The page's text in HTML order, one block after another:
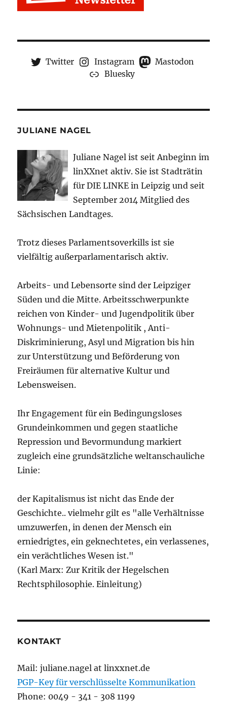
Twitter Instagram
Mastodon
Bluesky
JULIANE NAGEL
Juliane Nagel ist seit Anbeginn im
linXXnet aktiv. Sie ist Stadträtin
für DIE LINKE in Leipzig und seit
September 2014 Mitglied des
Sächsischen Landtages.
Trotz dieses Parlamentsoverkills ist sie
vielfältig außerparlamentarisch aktiv.
Arbeits- und Lebensorte sind der Leipziger
Süden und die Mitte. Arbeitsschwerpunkte
reichen von Kinder- und Jugendpolitik über
Wohnungs- und Mietenpolitik , Anti-
Diskriminierung, Asyl und Migration bis hin
zur Unterstützung und Beförderung von
Freiräumen für alternative Kultur und
Lebensweisen.
Ihr Engagement für ein Bedingungsloses
Grundeinkommen und gegen staatliche
Repression und Bevormundung markiert
zugleich eine grundsätzliche weltanschauliche
Linie:
der Kapitalismus ist nicht das Ende der
Geschichte.. vielmehr gilt es "alle Verhältnisse
umzuwerfen, in denen der Mensch ein
erniedrigtes, ein geknechtetes, ein verlassenes,
ein verächtliches Wesen ist."
(Karl Marx: Zur Kritik der Hegelschen
Rechtsphilosophie. Einleitung)
KONTAKT
Mail: juliane.nagel at linxxnet.de
PGP-Key für verschlüsselte Kommunikation
Phone: 0049 - 341 - 308 1199